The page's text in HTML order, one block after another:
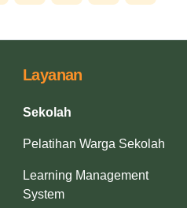
Layanan
Sekolah
Pelatihan Warga Sekolah
Learning Management
System